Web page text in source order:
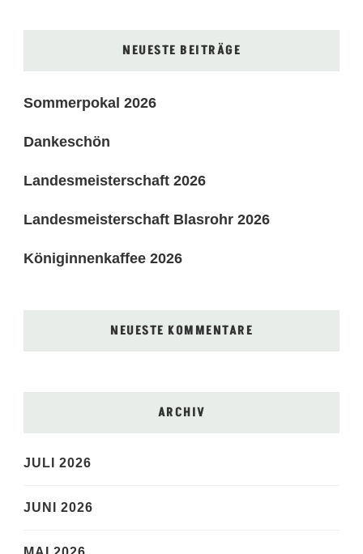
NEUESTE BEITRÄGE
Sommerpokal 2026
Dankeschön
Landesmeisterschaft 2026
Landesmeisterschaft Blasrohr 2026
Königinnenkaffee 2026
NEUESTE KOMMENTARE
ARCHIV
JULI 2026
JUNI 2026